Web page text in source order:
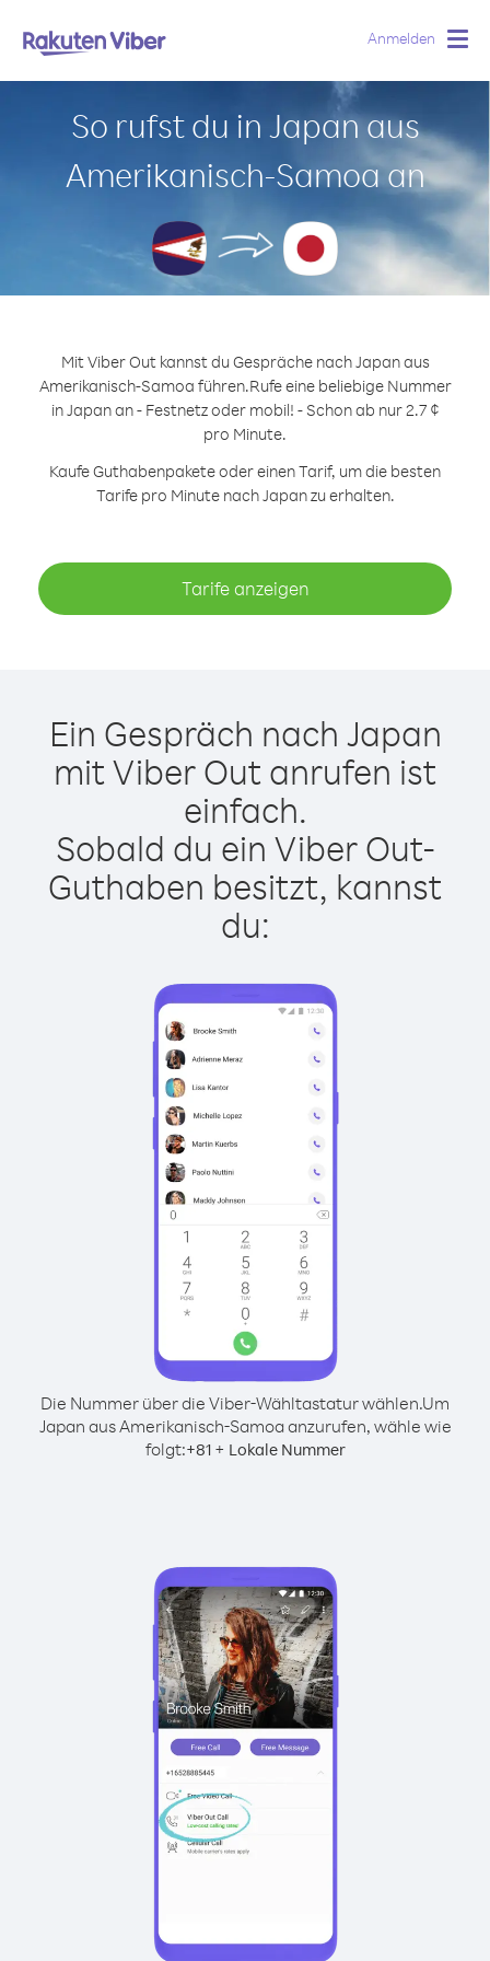
Anmelden
So rufst du in Japan aus
Amerikanisch-Samoa an
Mit Viber Out kannst du Gespräche nach Japan aus
Amerikanisch-Samoa führen.Rufe eine beliebige Nummer
in Japan an - Festnetz oder mobil! - Schon ab nur 2.7 ¢
pro Minute.
Kaufe Guthabenpakete oder einen Tarif, um die besten
Tarife pro Minute nach Japan zu erhalten.
Tarife anzeigen
Ein Gespräch nach Japan
mit Viber Out anrufen ist
einfach.
Sobald du ein Viber Out-
Guthaben besitzt, kannst
du:
Die Nummer über die Viber-Wähltastatur wählen.Um
Japan aus Amerikanisch-Samoa anzurufen, wähle wie
folgt:+81+ Lokale Nummer